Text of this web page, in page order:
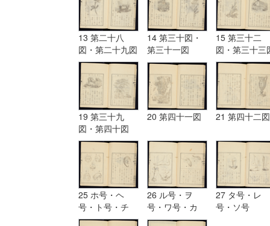
13 第二十八
図・第二十九図
14 第三十図・
第三十一図
15 第三十二
図・第三十三
19 第三十九
図・第四十図
20 第四十一図 21 第四十二図
25 ホ号・ヘ
号・ト号・チ
号・リ号・ヌ号
26 ル号・ヲ
号・ワ号・カ
号・ヨ号
27 タ号・レ
号・ソ号